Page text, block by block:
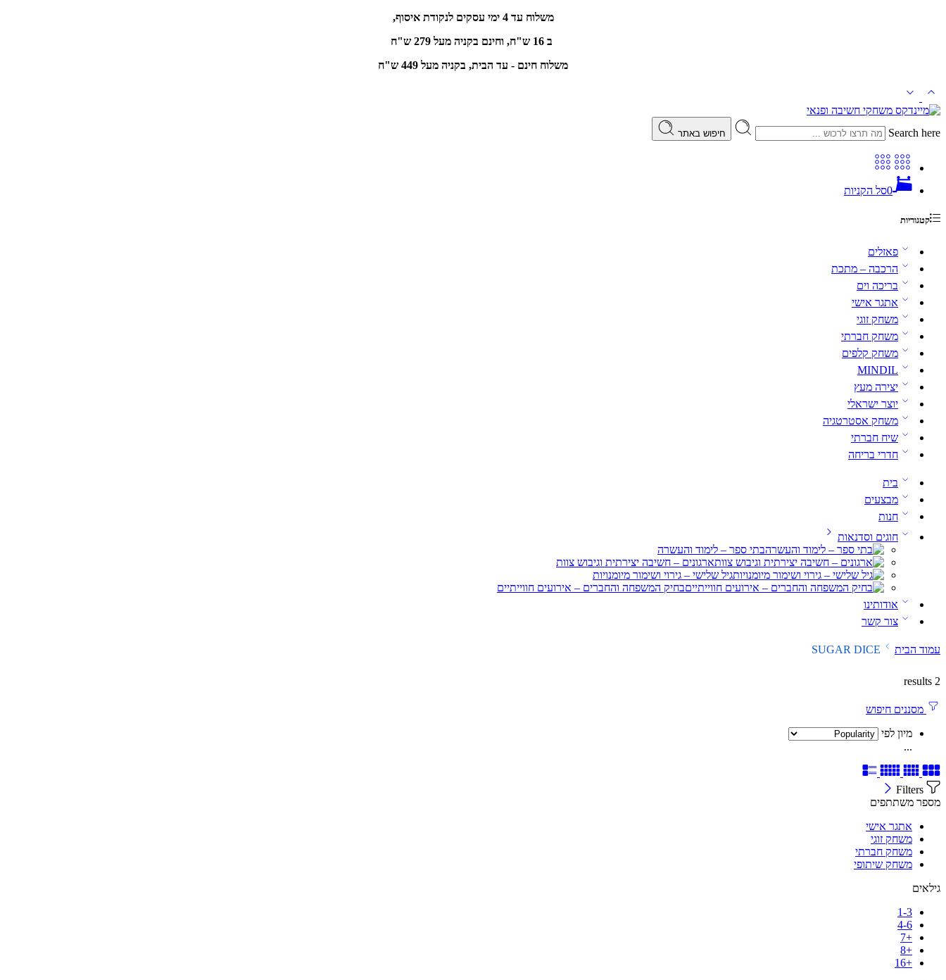
משלוח עד 4 ימי עסקים לנקודת איסוף,
ב 16 ש"ח, וחינם
בקניה מעל 279 ש"ח
משלוח חינם - עד הבית, בקניה מעל 449 ש"ח
Search here חיפוש באתר
0סל הקניות
קטגוריות
פאזלים
הרכבה – מתכת
בריכה וים
אתגר אישי
משחק זוגי
משחק חברתי
משחק קלפים
MINDIL
יצירה מעץ
יוצר ישראלי
משחק אסטרטגיה
שיח חברתי
חדרי בריחה
בית
מבצעים
חנות
חוגים וסדנאות
בתי ספר – לימוד והעשרה
ארגונים – חשיבה יצירתית וגיבוש צוות
גיל שלישי – גירוי ושימור מיומנויות
בחיק המשפחה והחברים – אירועים חווייתיים
אודותינו
צור קשר
עמוד הבית SUGAR DICE
2 results
מסננים חיפוש
מיון לפי
...
מספר משתתפים
אתגר אישי
משחק זוגי
משחק חברתי
משחק שיתופי
גילאים
1-3
4-6
+7
+8
+16